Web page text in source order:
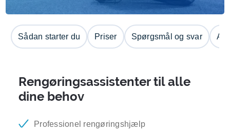
Sådan starter du Priser Spørgsmål og svar
Rengøringsassistenter til alle
dine behov
Professionel rengøringshjælp